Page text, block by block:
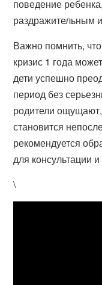
поведение
раздражительным
Важно помнить,
кризис 1 года
дети успешно
период без
родители
становится
рекомендуется
для консультации
\